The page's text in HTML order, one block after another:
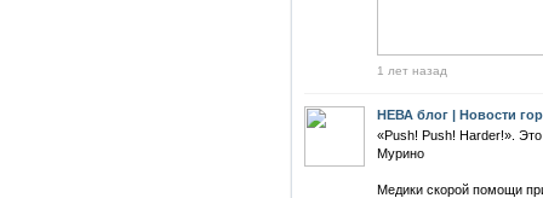
1 лет назад
НЕВА блог | Новости
«Push! Push! Harder!».
Мурино
Медики скорой помощи